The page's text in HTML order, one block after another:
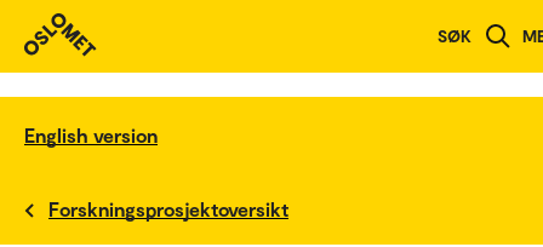
SØK
English version
Forskningsprosjektoversikt